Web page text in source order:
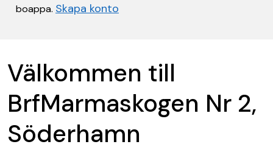
boappa. Skapa konto
Välkommen till
BrfMarmaskogen Nr 2,
Söderhamn